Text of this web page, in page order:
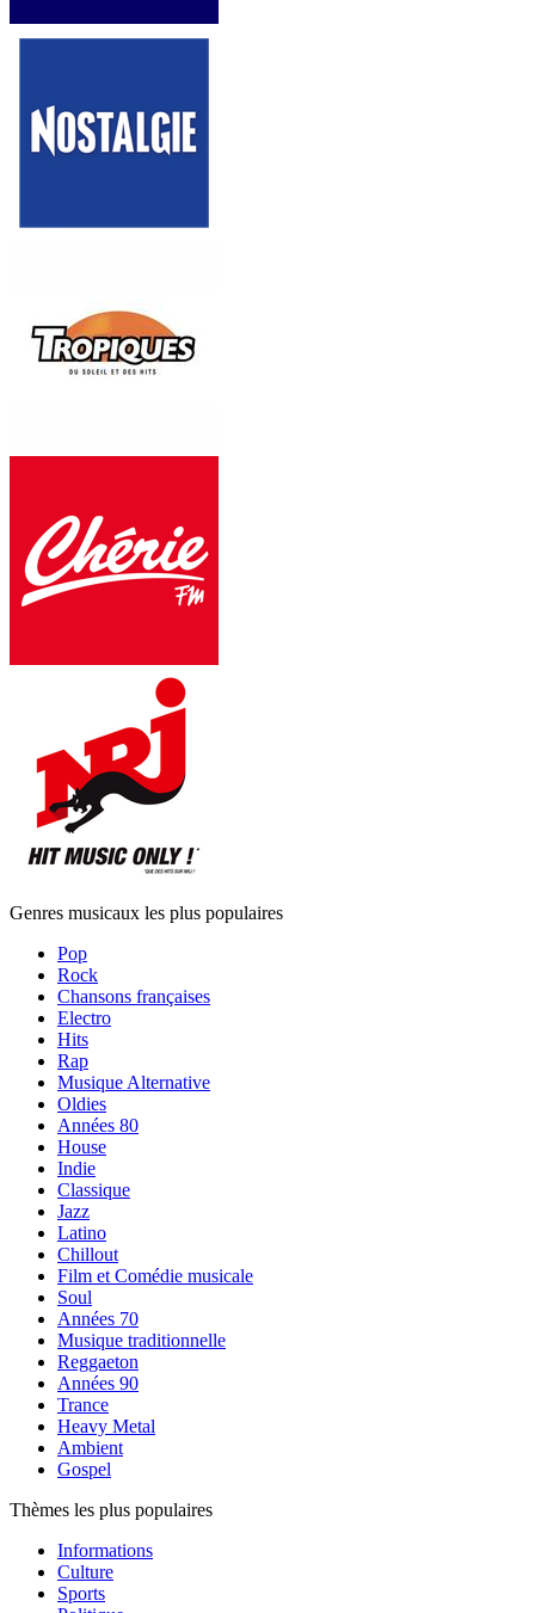
Genres musicaux les plus populaires
Pop
Rock
Chansons françaises
Electro
Hits
Rap
Musique Alternative
Oldies
Années 80
House
Indie
Classique
Jazz
Latino
Chillout
Film et Comédie musicale
Soul
Années 70
Musique traditionnelle
Reggaeton
Années 90
Trance
Heavy Metal
Ambient
Gospel
Thèmes les plus populaires
Informations
Culture
Sports